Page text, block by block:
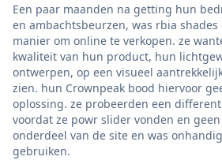
Een paar maanden na getting hun
en ambachtsbeurzen, was rbia shades
manier om online te verkopen. ze
kwaliteit van hun product, hun
ontwerpen, op een visueel
zien. hun Crownpeak bood hiervoor
oplossing. ze probeerden een
voordat ze powr slider vonden en
onderdeel van de site en was
gebruiken.